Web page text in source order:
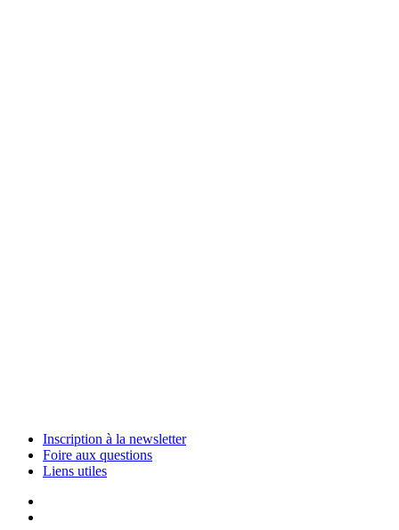
Services financiers
Informez-vous
Inscription à la newsletter
Foire aux questions
Liens utiles